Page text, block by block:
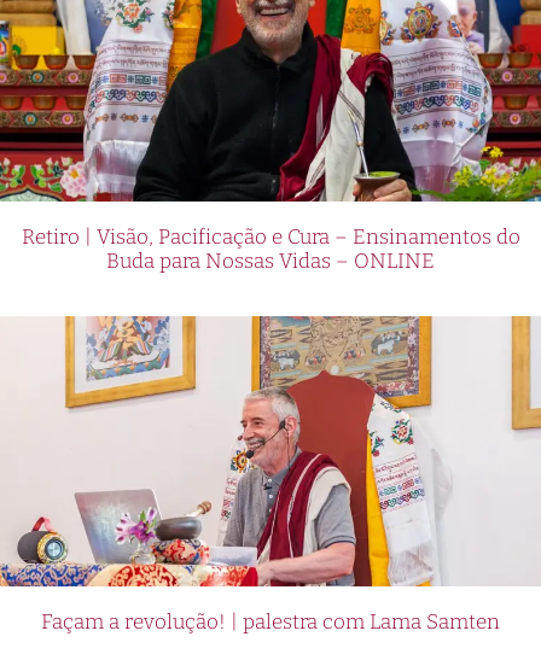
Retiro | Visão, Pacificação e Cura – Ensinamentos do
Buda para Nossas Vidas – ONLINE
Façam a revolução! | palestra com Lama Samten